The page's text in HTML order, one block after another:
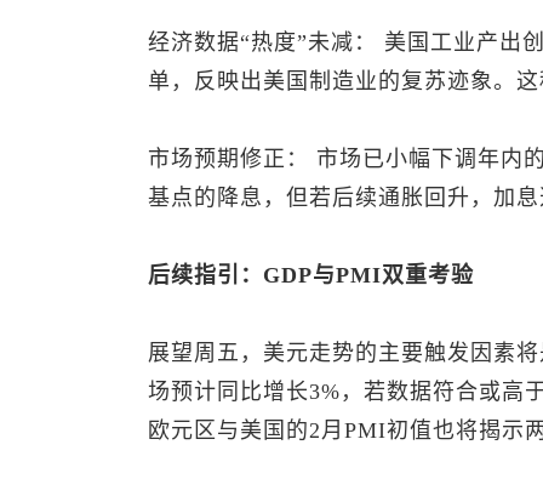
经济数据“热度”未减： 美国工业产出
单，反映出美国制造业的复苏迹象。
市场预期修正： 市场已小幅下调年内
基点的降息，但若后续通胀回升，加
后续指引：GDP与PMI双重考验
展望周五，美元走势的主要触发因素
场预计同比增长3%，若数据符合或高
欧元区与美国的2月PMI初值也将揭示